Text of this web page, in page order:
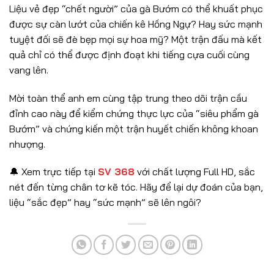
Liệu vẻ đẹp “chết người” của gà Bướm có thể khuất phục
được sự càn lướt của chiến kê Hồng Ngự? Hay sức mạnh
tuyệt đối sẽ đè bẹp mọi sự hoa mỹ? Một trận đấu mà kết
quả chỉ có thể được định đoạt khi tiếng cựa cuối cùng
vang lên.
Mời toàn thể anh em cùng tập trung theo dõi trận cầu
đỉnh cao này để kiểm chứng thực lực của “siêu phẩm gà
Bướm” và chứng kiến một trận huyết chiến không khoan
nhượng.
🔔 Xem trực tiếp tại SV 368 với chất lượng Full HD, sắc
nét đến từng chân tơ kẽ tóc. Hãy để lại dự đoán của bạn,
liệu “sắc đẹp” hay “sức mạnh” sẽ lên ngôi?